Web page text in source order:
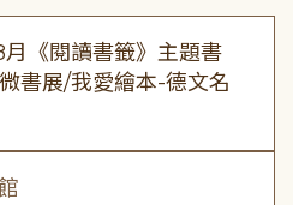
月《閱讀書籤》主題書
書展/我愛繪本-德文名